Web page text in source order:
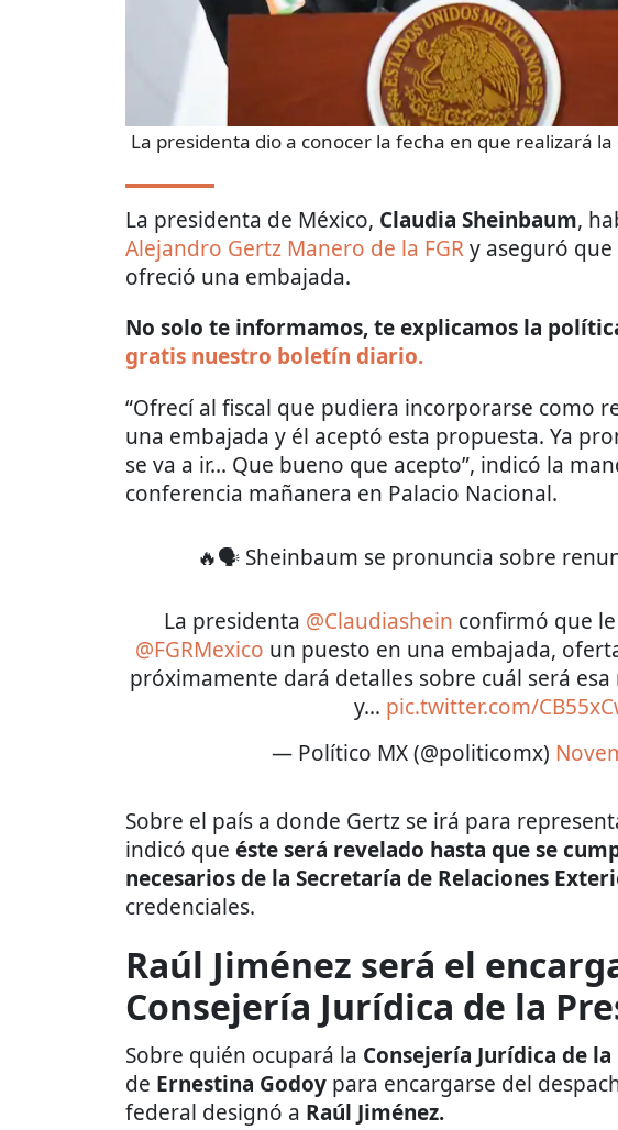
La presidenta dio a conocer la fecha en que realizará
La presidenta de México, Claudia Sheinbaum,
Alejandro Gertz Manero de la FGRy aseguró
ofreció una embajada.
No solo te informamos, te explicamos la
gratis nuestro boletín diario.
“Ofrecí al fiscal que pudiera incorporarse como
una embajada y él aceptó esta propuesta. Ya
se va a ir... Que bueno que acepto”, indicó la
conferencia mañanera en Palacio Nacional.
🔥🗣️ Sheinbaum se pronuncia sobre
La presidenta @Claudiashein confirmó que
@FGRMexico un puesto en una embajada,
próximamente dará detalles sobre cuál será
y… pic.twitter.com/
— Político MX (@politicomx)
Sobre el país a donde Gertz se irá para
indicó que éste será revelado hasta que se
necesarios de la Secretaría de Relaciones
credenciales.
Raúl Jiménez será el
Consejería Jurídica de la
Sobre quién ocupará la Consejería Jurídica de
de Ernestina Godoy para encargarse del
federal designó a Raúl Jiménez.